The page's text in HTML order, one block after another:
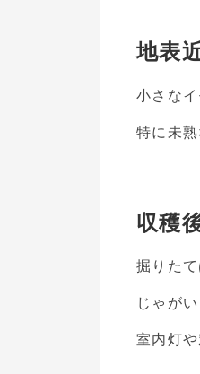
地表
小さな
特に未
収穫
掘りた
じゃが
室内灯